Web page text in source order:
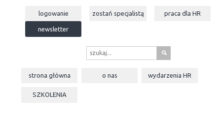
logowanie zostań specjalistą praca dla HR
newsletter
s
strona główna o nas wydarzeniaHR
SZKOLENIA